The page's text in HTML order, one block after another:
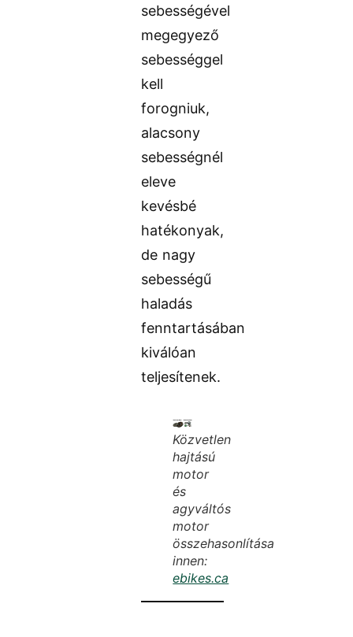
sebességével
megegyező
sebességgel
kell
forogniuk,
alacsony
sebességnél
eleve
kevésbé
hatékonyak,
de nagy
sebességű
haladás
fenntartásában
kiválóan
teljesítenek.
Közvetlen
hajtású
motor
és
agyváltós
motor
összehasonlítása
innen:
ebikes.ca